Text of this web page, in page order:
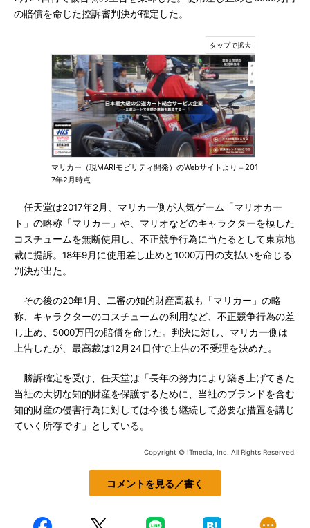
の賠償を命じた控訴審判決が確定した。
マリカー（現MARIモビリティ開発）のWebサイトより＝201
7年2月時点
任天堂は2017年2月、マリカー側が人気ゲーム「マリオカー
ト」の略称「マリカー」や、マリオなどのキャラクターを模した
コスチュームを無断使用し、不正競争行為に当たるとして東京地
裁に提訴。18年9月に使用差し止めと1000万円の支払いを命じる
判決が出た。
その後の20年1月、二審の知的財産高裁も「マリカー」の略
称、キャラクターのコスチュームの利用など、不正競争行為の差
し止め、5000万円の賠償を命じた。判決に対し、マリカー側は
上告したが、最高裁は12月24日付で上告の不受理を決めた。
勝訴確定を受け、任天堂は「長年の努力により築き上げてきた
当社の大切な知的財産を保護するために、当社のブランドを含む
知的財産の侵害行為に対しては今後も継続して必要な措置を講じ
ていく所存です」としている。
Copyright © ITmedia, Inc. All Rights Reserved.
コメントを見る／書く